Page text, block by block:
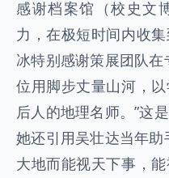
感谢档案馆（校史文
力，在极短时间内收
冰特别感谢策展团队
位用脚步丈量山河，
后人的地理名师。”这
她还引用吴壮达当年
大地而能视天下事，